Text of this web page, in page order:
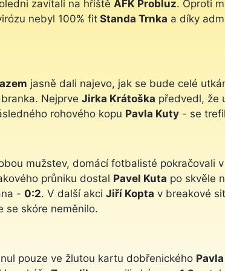
zavítali na hřiště AFK Probluz. Oproti
nebyl 100% fitStanda Trnka a díky
jasně dali najevo, jak se bude celé
Nejprve Jirka Krátoška předvedl, že
rohového kopu Pavla Kuty - se
mužstev, domácí fotbalisté pokračovali
průniku dostal Pavel Kuta po skvěle
- 0:2. V další akci Jiří Kopta v breakové
se skóre neměnilo.
pouze ve žlutou kartu dobřenického